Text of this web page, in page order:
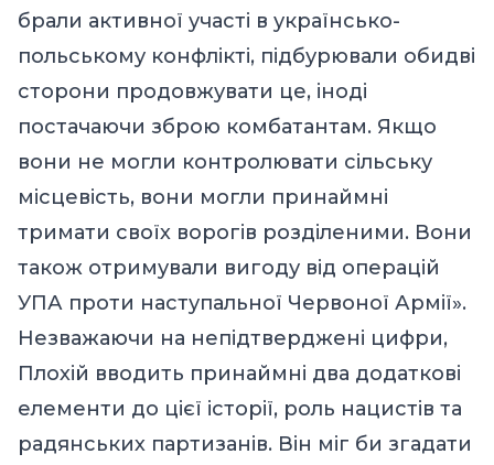
брали активної участі в українсько-
польському конфлікті, підбурювали обидві
сторони продовжувати це, іноді
постачаючи зброю комбатантам. Якщо
вони не могли контролювати сільську
місцевість, вони могли принаймні
тримати своїх ворогів розділеними. Вони
також отримували вигоду від операцій
УПА проти наступальної Червоної Армії».
Незважаючи на непідтверджені цифри,
Плохій вводить принаймні два додаткові
елементи до цієї історії, роль нацистів та
радянських партизанів. Він міг би згадати